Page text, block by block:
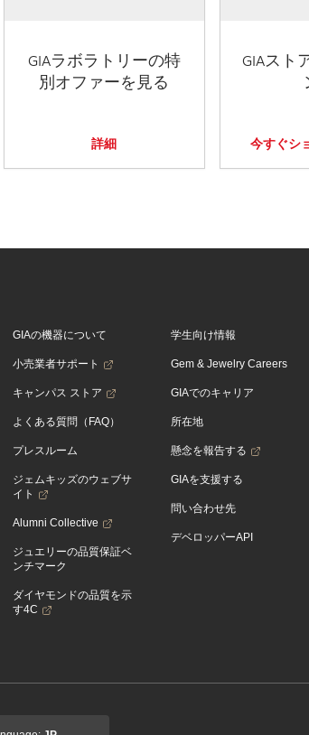
GIAラボラトリーの特
別オファーを見る
詳細
GIAスト
今すぐシ
GIAの機器について
小売業者サポート
キャンパス ストア
よくある質問（FAQ）
プレスルーム
ジェムキッズのウェブサ
イト
Alumni Collective
ジュエリーの品質保証ベ
ンチマーク
ダイヤモンドの品質を示
す4C
学生向け情報
Gem & Jewelry Careers
GIAでのキャリア
所在地
懸念を報告する
GIAを支援する
問い合わせ先
デベロッパーAPI